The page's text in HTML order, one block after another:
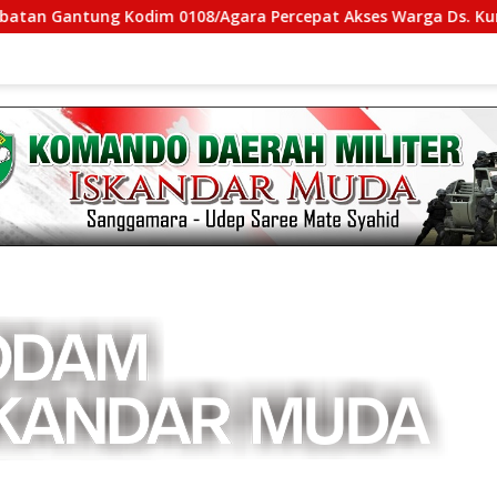
Kodim 0108/Agara Percepat Akses Warga Ds. Kuning Abadi